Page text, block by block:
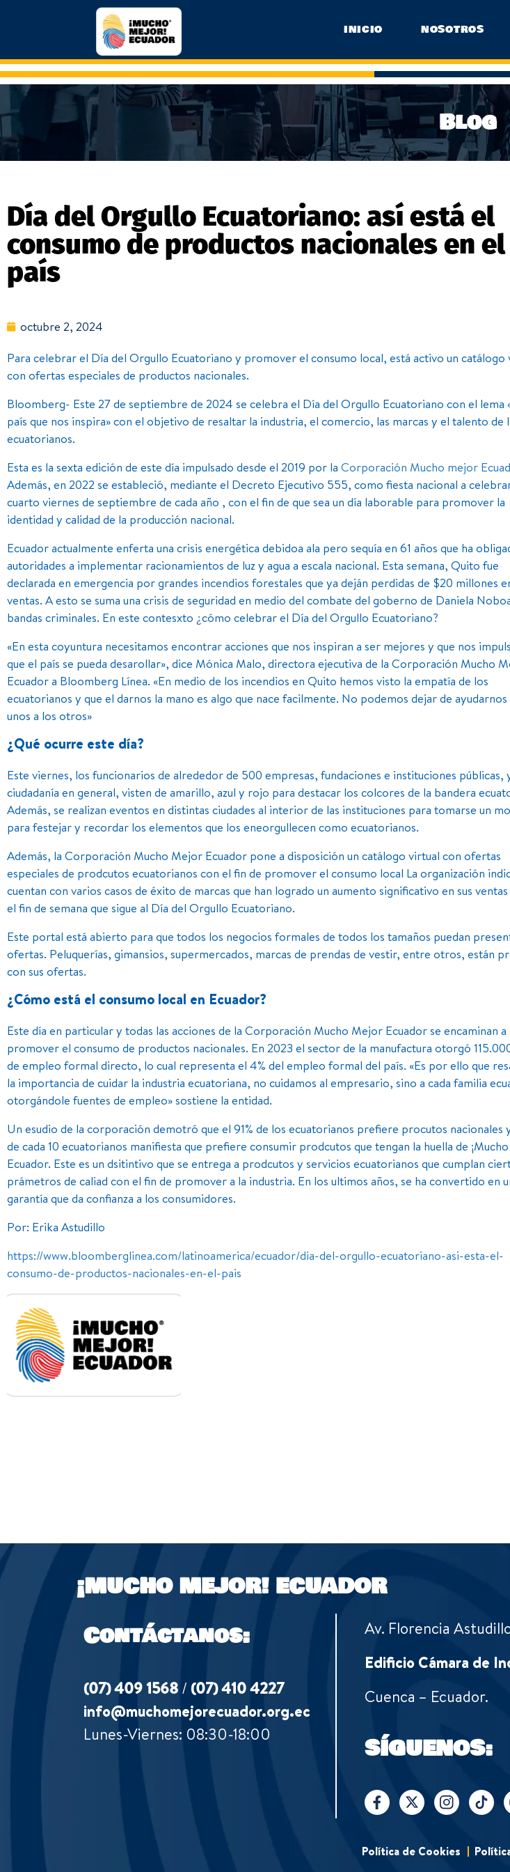
INICIO NOSOTROS
Blog
Día del Orgullo Ecuatoriano: así está el
consumo de productos nacionales en el
país
octubre 2, 2024
Para celebrar el Día del Orgullo Ecuatoriano y promover el consumo local, está activo un catálogo
con ofertas especiales de productos nacionales.
Bloomberg- Este 27 de septiembre de 2024 se celebra el Día del Orgullo Ecuatoriano con el lema
país que nos inspira» con el objetivo de resaltar la industria, el comercio, las marcas y el talento de
ecuatorianos.
Esta es la sexta edición de este día impulsado desde el 2019 por la Corporación Mucho mejor
Además, en 2022 se estableció, mediante el Decreto Ejecutivo 555, como fiesta nacional a
cuarto viernes de septiembre de cada año , con el fin de que sea un día laborable para promover la
identidad y calidad de la producción nacional.
Ecuador actualmente enferta una crisis energética debidoa ala pero sequía en 61 años que ha
autoridades a implementar racionamientos de luz y agua a escala nacional. Esta semana, Quito fue
declarada en emergencia por grandes incendios forestales que ya deján perdidas de $20 millones
ventas. A esto se suma una crisis de seguridad en medio del combate del goberno de Daniela
bandas criminales. En este contesxto ¿cómo celebrar el Día del Orgullo Ecuatoriano?
«En esta coyuntura necesitamos encontrar acciones que nos inspiran a ser mejores y que nos
que el país se pueda desarollar», dice Mónica Malo, directora ejecutiva de la Corporación Mucho
Ecuador a Bloomberg Línea. «En medio de los incendios en Quito hemos visto la empatía de los
ecuatorianos y que el darnos la mano es algo que nace facilmente. No podemos dejar de ayudarnos
unos a los otros»
¿Qué ocurre este día?
Este viernes, los funcionarios de alrededor de 500 empresas, fundaciones e instituciones públicas,
ciudadanía en general, visten de amarillo, azul y rojo para destacar los colcores de la bandera
Además, se realizan eventos en distintas ciudades al interior de las instituciones para tomarse un
para festejar y recordar los elementos que los eneorgullecen como ecuatorianos.
Además, la Corporación Mucho Mejor Ecuador pone a disposición un catálogo virtual con ofertas
especiales de prodcutos ecuatorianos con el fin de promover el consumo local La organización
cuentan con varios casos de éxito de marcas que han logrado un aumento significativo en sus
el fin de semana que sigue al Día del Orgullo Ecuatoriano.
Este portal está abierto para que todos los negocios formales de todos los tamaños puedan
ofertas. Peluquerías, gimansios, supermercados, marcas de prendas de vestir, entre otros, están
con sus ofertas.
¿Cómo está el consumo local en Ecuador?
Este día en particular y todas las acciones de la Corporación Mucho Mejor Ecuador se encaminan a
promover el consumo de productos nacionales. En 2023 el sector de la manufactura otorgó
de empleo formal directo, lo cual representa el 4% del empleo formal del país. «Es por ello que
la importancia de cuidar la industria ecuatoriana, no cuidamos al empresario, sino a cada familia
otorgándole fuentes de empleo» sostiene la entidad.
Un esudio de la corporación demotró que el 91% de los ecuatorianos prefiere procutos nacionales
de cada 10 ecuatorianos manifiesta que prefiere consumir prodcutos que tengan la huella de
Ecuador. Este es un dsitintivo que se entrega a prodcutos y servicios ecuatorianos que cumplan
prámetros de caliad con el fin de promover a la industria. En los ultimos años, se ha convertido en
garantía que da confianza a los consumidores.
Por: Erika Astudillo
https://www.bloomberglinea.com/latinoamerica/ecuador/dia-del-orgullo-ecuatoriano-asi-esta-el-
consumo-de-productos-nacionales-en-el-pais
¡MUCHO MEJOR! ECUADOR
Contáctanos:
(07) 409 1568 / (07) 410 4227
info@muchomejorecuador.org.ec
Lunes-Viernes: 08:30-18:00
Av. Florencia
Edificio Cámara de
Cuenca – Ecuador.
SÍGUENOS:
Política de Cookies